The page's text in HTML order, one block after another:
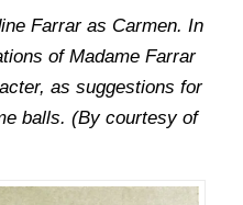
Farrar as Carmen. In
of Madame Farrar
as suggestions for
balls. (By courtesy of